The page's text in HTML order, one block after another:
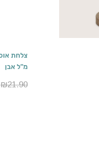
מ”ל אבן
₪21.90